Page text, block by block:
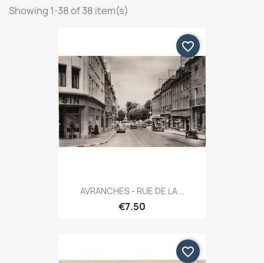
Showing 1-38 of 38 item(s)
AVRANCHES - RUE DE LA...
€7.50
favorite_border
favorite_border